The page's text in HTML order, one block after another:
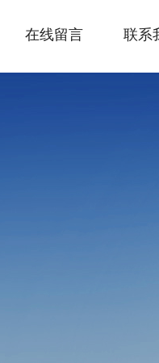
在线留言 联系